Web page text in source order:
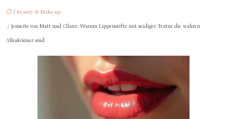
/ Beauty & Make-up
/ Jenseits von Matt und Glanz: Warum Lippenstifte mit seidiger Textur die wahren
Alleskönner sind